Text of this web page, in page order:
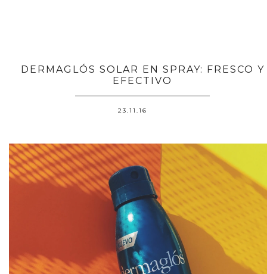
DERMAGLÓS SOLAR EN SPRAY: FRESCO Y
EFECTIVO
23.11.16